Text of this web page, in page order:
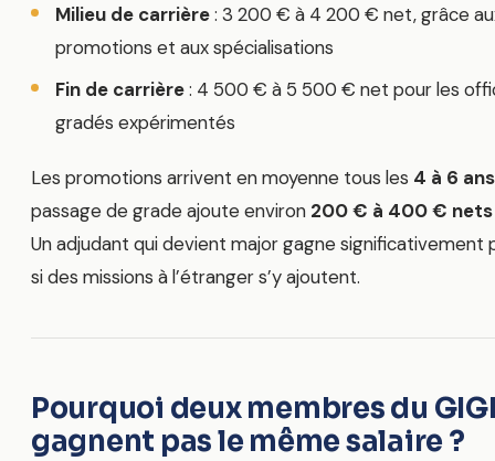
Milieu de carrière: 3 200 € à 4 200 € net, grâce
promotions et aux spécialisations
Fin de carrière: 4 500 € à 5 500 € net pour les
gradés expérimentés
Les promotions arrivent en moyenne tous les 4 à 6 ans
passage de grade ajoute environ 200 € à 400 € nets
Un adjudant qui devient major gagne significativement
si des missions à l’étranger s’y ajoutent.
Pourquoi deux membres du
gagnent pas le même salaire ?